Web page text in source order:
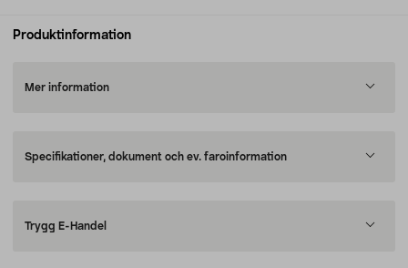
Produktinformation
Mer information
Specifikationer, dokument och ev. faroinformation
Trygg E-Handel